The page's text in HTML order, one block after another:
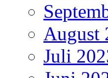
August
Juli